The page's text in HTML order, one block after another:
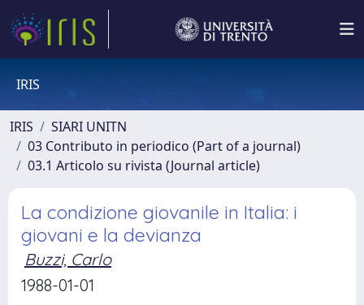
IRIS
IRIS
SIARI UNITN
03 Contributo in periodico (Part of a journal)
03.1 Articolo su rivista (Journal article)
La condizione giovanile in Italia: i
giovani e la devianza
Buzzi, Carlo
1988-01-01